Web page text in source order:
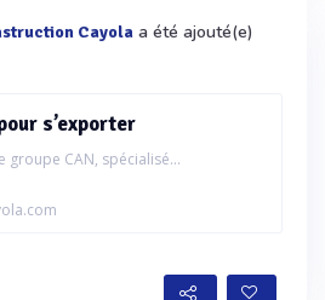
Cayola a été ajouté(e)
s’exporter
groupe CAN, spécialisé...